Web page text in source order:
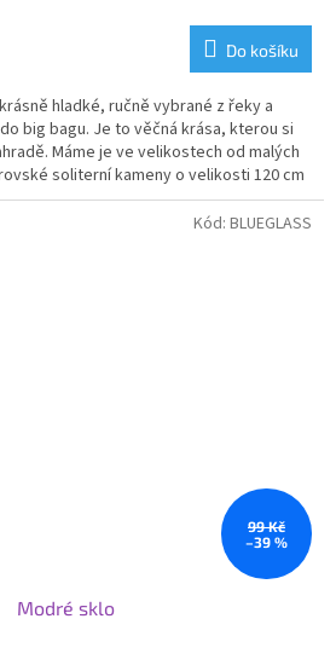
Do košíku
hladké, ručně vybrané z řeky a
big bagu. Je to věčná krása, kterou si
Máme je ve velikostech od malých
soliterní kameny o velikosti 120 cm
se do galerie a nechte se inspirovat, jak
tak aby jste si doma na zahradě
nebo mokré říční koryto, které bude
99 Kč
–39 %
Modré sklo
Kód: BLUEGLASS